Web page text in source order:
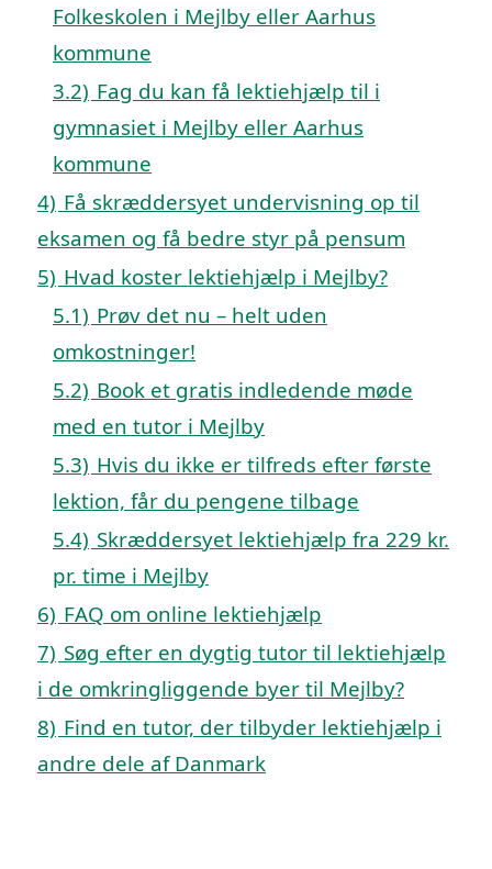
Folkeskolen i Mejlby eller Aarhus
kommune
3.2) Fag du kan få lektiehjælp til i
gymnasiet i Mejlby eller Aarhus
kommune
4) Få skræddersyet undervisning op til
eksamen og få bedre styr på pensum
5) Hvad koster lektiehjælp i Mejlby?
5.1) Prøv det nu – helt uden
omkostninger!
5.2) Book et gratis indledende møde
med en tutor i Mejlby
5.3) Hvis du ikke er tilfreds efter første
lektion, får du pengene tilbage
5.4) Skræddersyet lektiehjælp fra 229 kr.
pr. time i Mejlby
6) FAQ om online lektiehjælp
7) Søg efter en dygtig tutor til lektiehjælp
i de omkringliggende byer til Mejlby?
8) Find en tutor, der tilbyder lektiehjælp i
andre dele af Danmark